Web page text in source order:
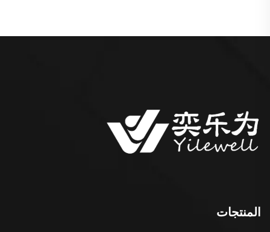
المنتجات